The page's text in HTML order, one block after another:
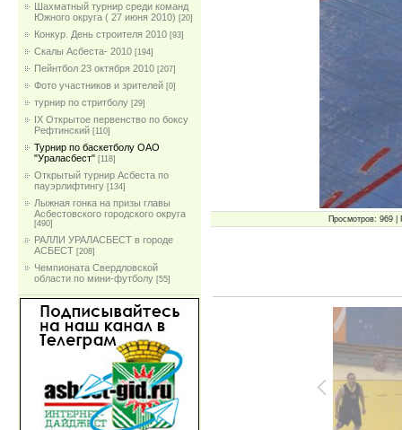
Шахматный турнир среди команд
Южного округа ( 27 июня 2010) [20]
Конкур. День строителя 2010 [93]
Скалы Асбеста- 2010 [194]
Пейнтбол 23 октября 2010 [207]
Фото участников и зрителей [0]
турнир по стритболу [29]
IX Открытое первенство по боксу
Рефтинский [110]
Турнир по баскетболу ОАО
"Ураласбест" [118]
Открытый турнир Асбеста по
пауэрлифтингу [134]
Лыжная гонка на призы главы
Асбестовского городского округа
[490]
РАЛЛИ УРАЛАСБЕСТ в городе
АСБЕСТ [208]
Чемпионата Свердловской
области по мини-футболу [55]
Просмотров: 969 |